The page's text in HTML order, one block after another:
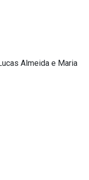
Almeida e Maria